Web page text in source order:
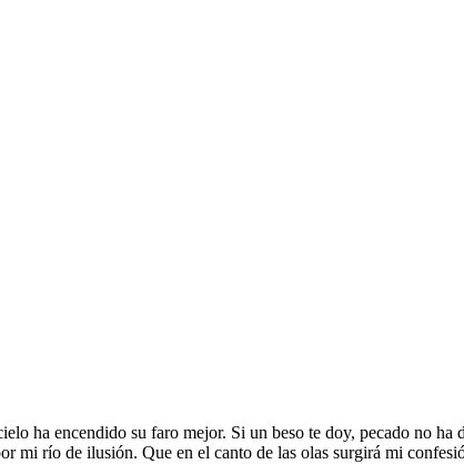
ha encendido su faro mejor. Si un beso te doy, pecado no ha
mi río de ilusión. Que en el canto de las olas surgirá mi